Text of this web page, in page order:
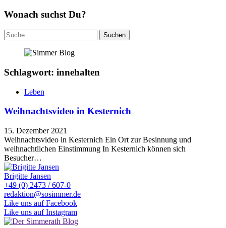
Wonach suchst Du?
Suchen
nach:
Schlagwort: innehalten
Leben
Weihnachtsvideo in Kesternich
15. Dezember 2021
Weihnachtsvideo in Kesternich Ein Ort zur Besinnung und
weihnachtlichen Einstimmung In Kesternich können sich
Besucher…
Brigitte Jansen
+49 (0) 2473 / 607-0
redaktion@sosimmer.de
Like uns auf Facebook
Like uns auf Instagram